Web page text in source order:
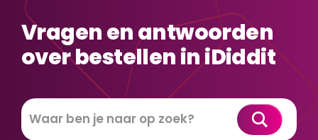
Vragen en antwoorden
over bestellen in iDiddit
Zoeken